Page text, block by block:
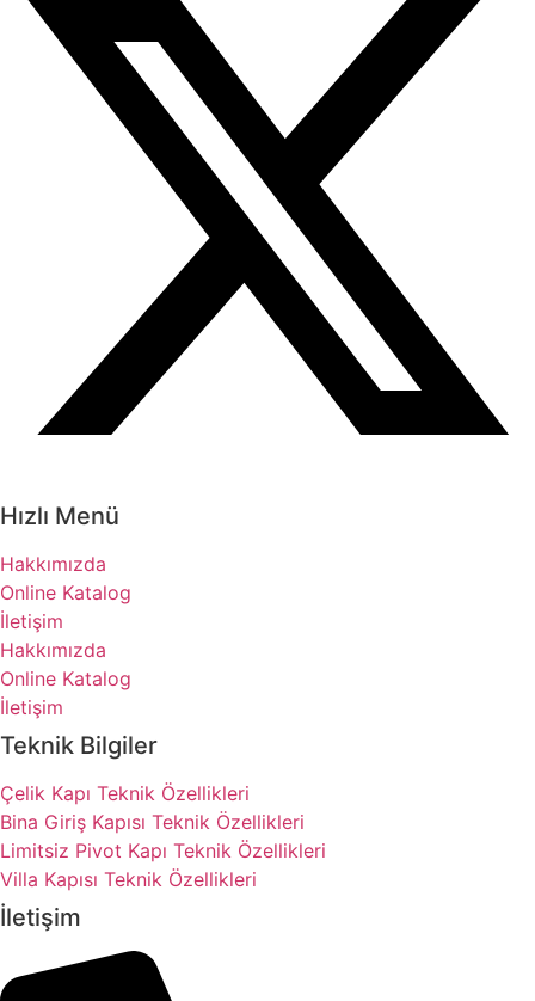
Hızlı Menü
Hakkımızda
Online Katalog
İletişim
Hakkımızda
Online Katalog
İletişim
Teknik Bilgiler
Çelik Kapı Teknik Özellikleri
Bina Giriş Kapısı Teknik Özellikleri
Limitsiz Pivot Kapı Teknik Özellikleri
Villa Kapısı Teknik Özellikleri
İletişim